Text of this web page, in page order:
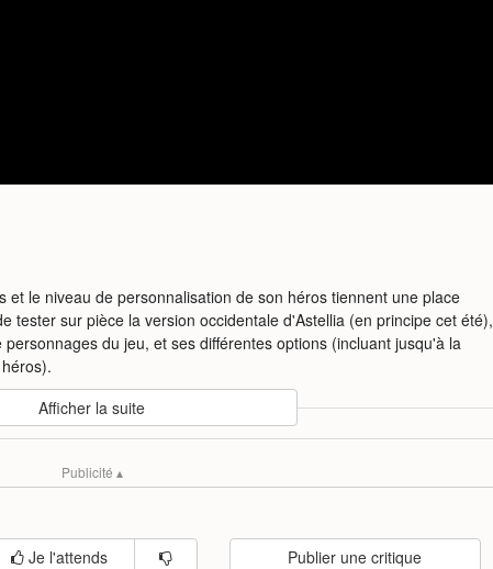
le niveau de personnalisation de son héros tiennent une place
tester sur pièce la version occidentale d'Astellia (en principe cet été),
du jeu, et ses différentes options (incluant jusqu'à la
Afficher la suite
Publicité ▴
Je l'attends Publier une critique